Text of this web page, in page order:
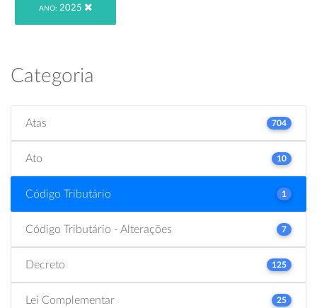
ANO: 2025
Categoria
Atas 704
Ato 10
Código Tributário 1
Código Tributário - Alterações 7
Decreto 125
Lei Complementar 25